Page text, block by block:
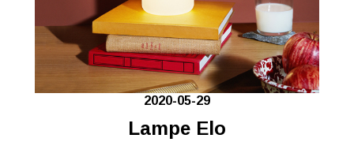
2020-05-29
Lampe Elo